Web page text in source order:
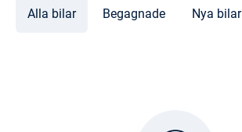
Alla bilar Begagnade Nya bilar